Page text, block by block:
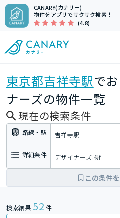
CANARY(カナリー)
物件をアプリでサクサク検索！
(4.8)
東京都吉祥寺駅で
ナーズの物件一覧
現在の検索条件
路線・駅 吉祥寺駅
詳細条件 デザイナーズ物件
この条件
検索結果 52 件